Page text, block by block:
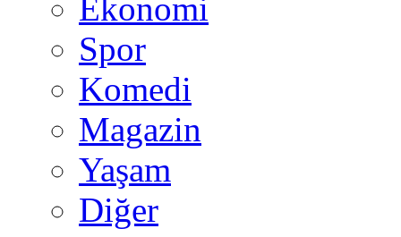
Ekonomi
Spor
Komedi
Magazin
Yaşam
Diğer